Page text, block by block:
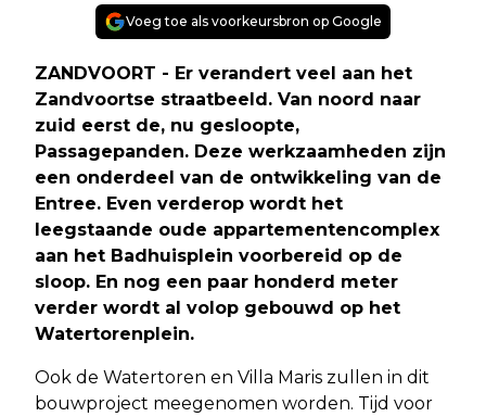
Voeg toe als voorkeursbron op Google
ZANDVOORT - Er verandert veel aan het
Zandvoortse straatbeeld. Van noord naar
zuid eerst de, nu gesloopte,
Passagepanden. Deze werkzaamheden zijn
een onderdeel van de ontwikkeling van de
Entree. Even verderop wordt het
leegstaande oude appartementencomplex
aan het Badhuisplein voorbereid op de
sloop. En nog een paar honderd meter
verder wordt al volop gebouwd op het
Watertorenplein.
Ook de Watertoren en Villa Maris zullen in dit
bouwproject meegenomen worden. Tijd voor